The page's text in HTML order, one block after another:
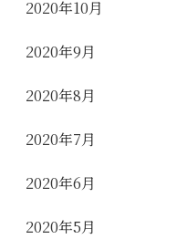
2020年10月
2020年9月
2020年8月
2020年7月
2020年6月
2020年5月